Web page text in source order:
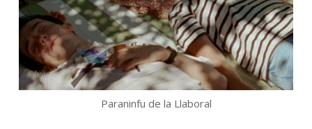
Paraninfu de la Llaboral